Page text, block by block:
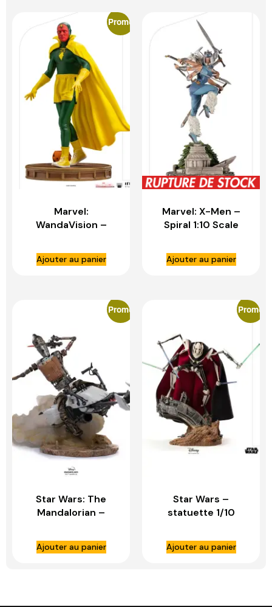
Promo
Marvel:
WandaVision –
Version 1:10 Scale
Statue – IRON
Ajouter au panier
Marvel: X-Men –
Spiral 1:10 Scale
STUDIOS
Ajouter au panier
Promo
Star Wars: The
Mandalorian –
The Child 1:10 Scale
Statue – IRON
Ajouter au panier
Promo
Star Wars –
statuette 1/10
Scale General
Grievous – IRON
Ajouter au panier